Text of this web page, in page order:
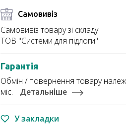
Самовивіз
Самовивіз товару зі складу
ТОВ "Системи для підлоги"
Гарантія
Обмін / повернення товару
міс.
Детальніше
У закладки